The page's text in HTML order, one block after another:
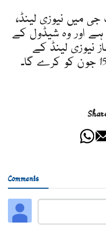
میں نیوزی لینڈ،
ہے اور وہ شیڈول کے
نیوزی لینڈ کے
Comments